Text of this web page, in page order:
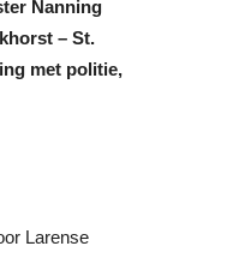
Nanning
– St.
met politie,
Larense